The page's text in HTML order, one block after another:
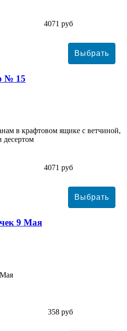
4071 руб
№ 15
в крафтовом ящике с ветчиной,
десертом
4071 руб
9 Мая
358 руб